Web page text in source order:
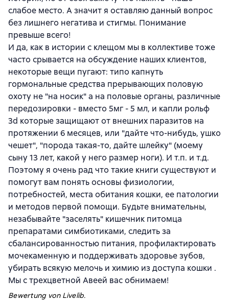
слабое место. А значит я оставляю данный вопрос
без лишнего негатива и стигмы. Понимание
превыше всего!
И да, как в истории с клещом мы в коллективе тоже
часто срывается на обсуждение наших клиентов,
некоторые вещи пугают: типо капнуть
гормональные средства прерывающих половую
охоту не "на носик" а на половые органы, различные
передозировки - вместо 5мг - 5 мл, и капли рольф
3d которые защищают от внешних паразитов на
протяжении 6 месяцев, или "дайте что-нибудь, ушко
чешет", "порода такая-то, дайте шлейку" (моему
сыну 13 лет, какой у него размер ноги). И т.п. и т.д.
Поэтому я очень рад что такие книги существуют и
помогут вам понять основы физиологии,
потребностей, места обитания кошки, ее патологии
и методов первой помощи. Будьте внимательны,
незабывайте "заселять" кишечник питомца
препаратами симбиотиками, следить за
сбалансированностью питания, профилактировать
мочекаменную и поддерживать здоровье зубов,
убирать всякую мелочь и химию из доступа кошки .
Мы с трехцветной Авеей вас обнимаем!
Bewertung von Livelib.